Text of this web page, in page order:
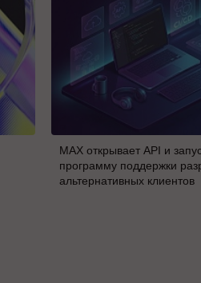
MAX открывает API и
программу поддержки
альтернативных клиентов